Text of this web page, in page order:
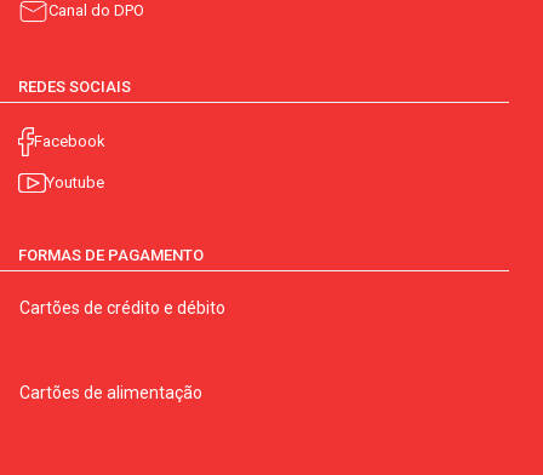
Canal do DPO
REDES SOCIAIS
Facebook
Youtube
FORMAS DE PAGAMENTO
Cartões de crédito e débito
Cartões de alimentação